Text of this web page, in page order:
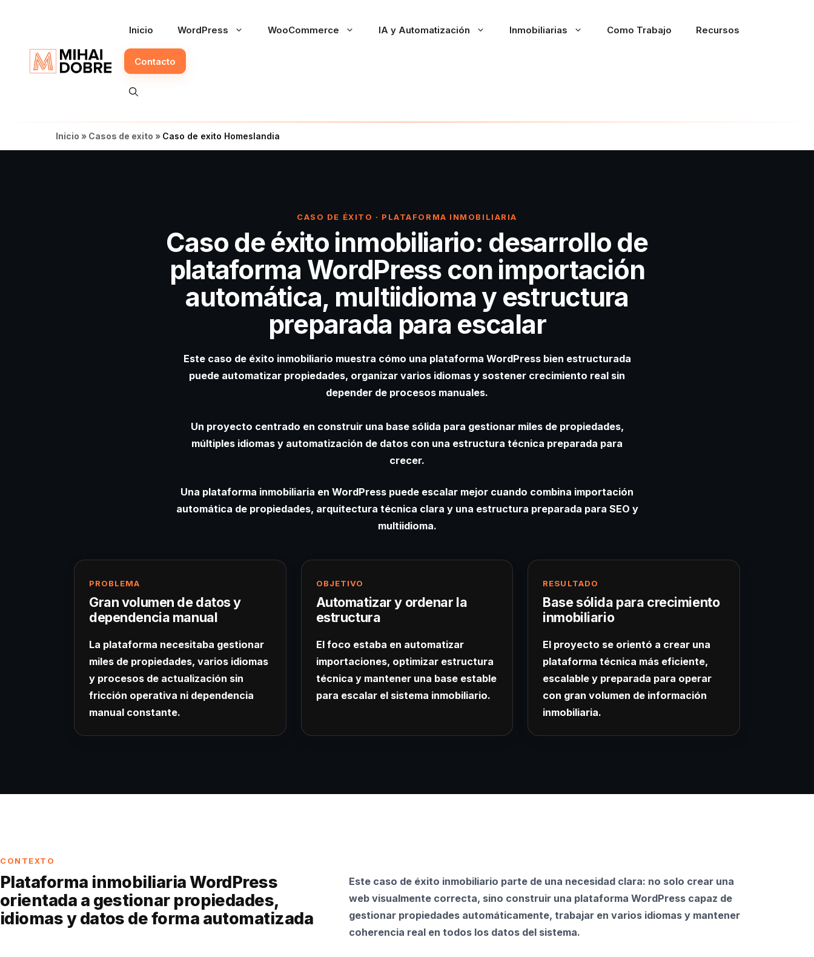
Inicio WordPress WooCommerce IA y Automatización Inmobiliarias Como Trabajo Recursos
Contacto
Inicio » Casos de exito » Caso de exito Homeslandia
CASO DE ÉXITO · PLATAFORMA INMOBILIARIA
Caso de éxito inmobiliario: desarrollo de
plataforma WordPress con importación
automática, multiidioma y estructura
preparada para escalar
Este caso de éxito inmobiliario muestra cómo una plataforma WordPress bien estructurada
puede automatizar propiedades, organizar varios idiomas y sostener crecimiento real sin
depender de procesos manuales.
Un proyecto centrado en construir una base sólida para gestionar miles de propiedades,
múltiples idiomas y automatización de datos con una estructura técnica preparada para
crecer.
Una plataforma inmobiliaria en WordPress puede escalar mejor cuando combina importación
automática de propiedades, arquitectura técnica clara y una estructura preparada para SEO y
multiidioma.
PROBLEMA
Gran volumen de datos y
dependencia manual
La plataforma necesitaba gestionar
miles de propiedades, varios idiomas
y procesos de actualización sin
fricción operativa ni dependencia
manual constante.
OBJETIVO
Automatizar y ordenar la
estructura
El foco estaba en automatizar
importaciones, optimizar estructura
técnica y mantener una base estable
para escalar el sistema inmobiliario.
RESULTADO
Base sólida para crecimiento
inmobiliario
El proyecto se orientó a crear una
plataforma técnica más eficiente,
escalable y preparada para operar
con gran volumen de información
inmobiliaria.
CONTEXTO
Plataforma inmobiliaria WordPress
orientada a gestionar propiedades,
idiomas y datos de forma automatizada
Este caso de éxito inmobiliario parte de una necesidad clara: no solo crear una
web visualmente correcta, sino construir una plataforma WordPress capaz de
gestionar propiedades automáticamente, trabajar en varios idiomas y mantener
coherencia real en todos los datos del sistema.